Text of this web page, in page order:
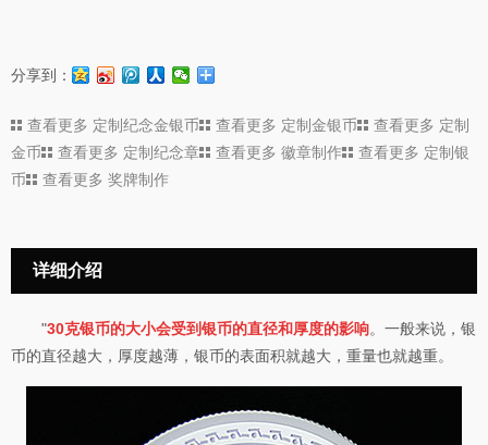
分享到：
查看更多 定制纪念金银币 查看更多 定制金银币 查看更多 定制
金币
查看更多 定制纪念章 查看更多 徽章制作 查看更多 定制银
币
查看更多 奖牌制作
详细介绍
"30克银币的大小会受到银币的直径和厚度的影响。一般来说，银
币的直径越大，厚度越薄，银币的表面积就越大，重量也就越重。